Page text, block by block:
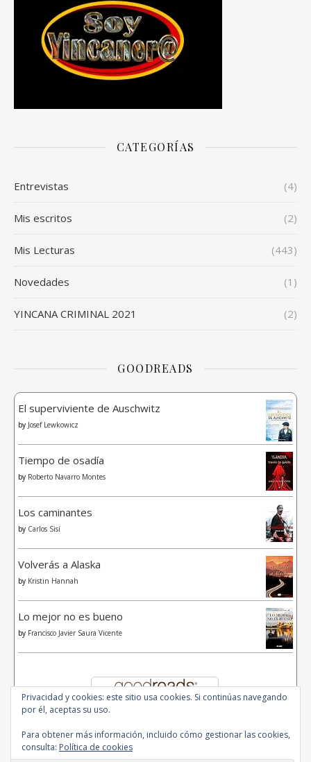
CATEGORÍAS
Entrevistas (4)
Mis escritos (2)
Mis Lecturas (443)
Novedades (1)
YINCANA CRIMINAL 2021 (2)
GOODREADS
El superviviente de Auschwitz
by Josef Lewkowicz
Tiempo de osadía
by Roberto Navarro Montes
Los caminantes
by Carlos Sisí
Volverás a Alaska
by Kristin Hannah
Lo mejor no es bueno
by Francisco Javier Saura Vicente
Privacidad y cookies: este sitio usa cookies. Si continúas navegando
por él, aceptas su uso.
Para obtener más información, incluido cómo gestionar las cookies,
consulta: Política de cookies